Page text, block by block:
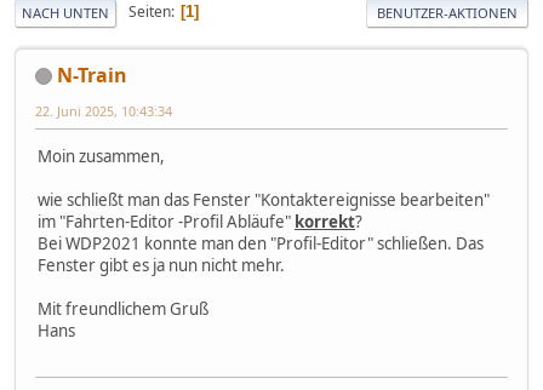
NACH UNTEN Seiten 1 BENUTZER-AKTIONEN
N-Train
22. Juni 2025, 10:43:34
Moin zusammen,
wie schließt man das Fenster "Kontaktereignisse bearbeiten"
im "Fahrten-Editor -Profil Abläufe" korrekt?
Bei WDP2021 konnte man den "Profil-Editor" schließen. Das
Fenster gibt es ja nun nicht mehr.
Mit freundlichem Gruß
Hans